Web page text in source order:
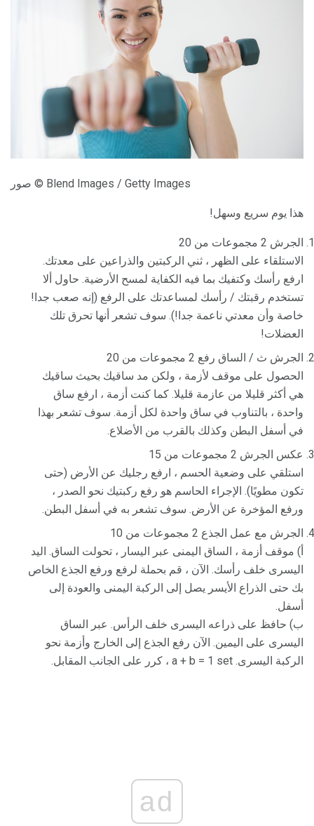
صور © Blend Images / Getty Images
هذا يوم سريع وسهل!
الجرش 2 مجموعات من 20
الاستلقاء على الظهر ، ثني الركبتين والذراعين على معدتك.
ارفع رأسك وكتفيك بما فيه الكفاية لمسح الأرضية. حاول ألا
تستخدم رقبتك / رأسك لمساعدتك على الرفع (إنه صعب جدا!
خاصة وأن معدتي ناعمة جدا!). سوف تشعر أنها تحرق تلك
العضلات!
الجرش ث / الساق رفع 2 مجموعات من 20
الحصول على موقف لأزمة ، ولكن مد ساقيك بحيث ساقيك
هي أكثر قليلا من عازمة قليلا. كما كنت أزمة ، ارفع ساق
واحدة ، بالتناوب في ساق واحدة لكل أزمة. سوف تشعر بهذا
في أسفل البطن وكذلك بالقرب من الأضلاع.
عكس الجرش 2 مجموعات من 15
استلقي على وضعية الحسم ، ارفع رجليك عن الأرض (حتى
تكون مطويًا). الإجراء الحاسم هو رفع ركبتيك نحو الصدر ،
ورفع المؤخرة عن الأرض. سوف تشعر به في أسفل البطن.
الجرش مع عمل الجذع 2 مجموعات من 10
أ) موقف أزمة ، الساق اليمنى عبر اليسار ، تحولت الساق. اليد
اليسرى خلف رأسك. الآن ، قم بحملة لرفع ورفع الجذع الخاص
بك حتى الذراع الأيسر يصل إلى الركبة اليمنى والعودة إلى
أسفل.
ب) حافظ على ذراعه اليسرى خلف الرأس. عبر الساق
اليسرى على اليمين. الآن رفع الجذع إلى الخارج وأزمة نحو
الركبة اليسرى. a + b = 1 set ، كرر على الجانب المقابل.
ad